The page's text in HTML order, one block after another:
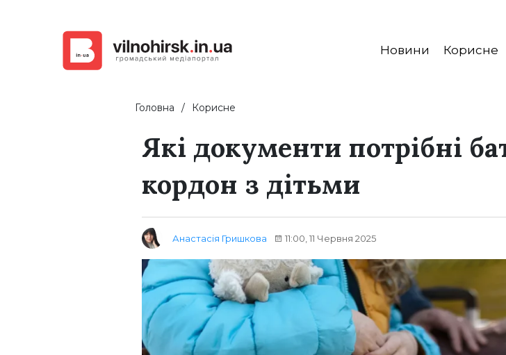
Новини Корисне
Головна Корисне
Які документи потрібні
кордон з дітьми
Анастасія Гришкова 11:00, 11 Червня 2025